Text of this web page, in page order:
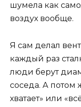
шумела как
воздух вообще.
Я сам делал
каждый раз
люди берут
соседа. А потом
хватает» или